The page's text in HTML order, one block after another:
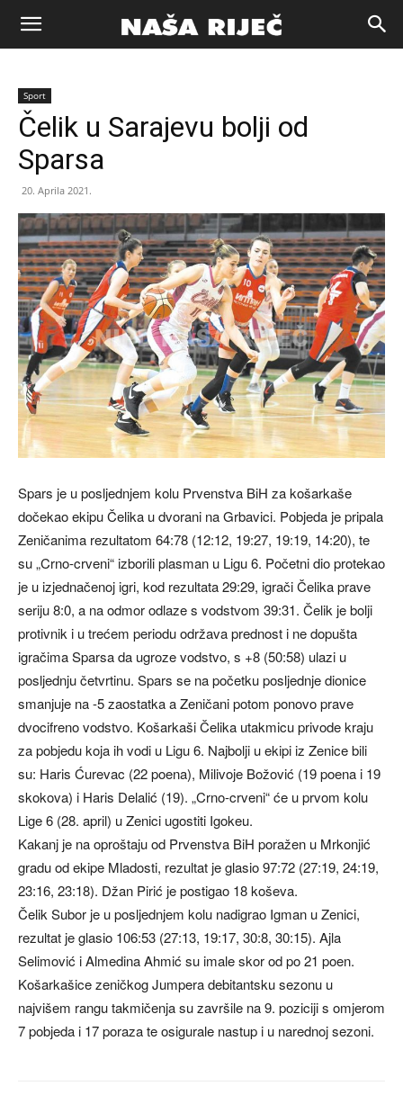
Naša
riječ
Zenica
Sport
Čelik u Sarajevu bolji od
Sparsa
20. Aprila 2021.
Spars je u posljednjem kolu Prvenstva BiH za košarkaše
dočekao ekipu Čelika u dvorani na Grbavici. Pobjeda je pripala
Zeničanima rezultatom 64:78 (12:12, 19:27, 19:19, 14:20), te
su „Crno-crveni“ izborili plasman u Ligu 6. Početni dio protekao
je u izjednačenoj igri, kod rezultata 29:29, igrači Čelika prave
seriju 8:0, a na odmor odlaze s vodstvom 39:31. Čelik je bolji
protivnik i u trećem periodu održava prednost i ne dopušta
igračima Sparsa da ugroze vodstvo, s +8 (50:58) ulazi u
posljednju četvrtinu. Spars se na početku posljednje dionice
smanjuje na -5 zaostatka a Zeničani potom ponovo prave
dvocifreno vodstvo. Košarkaši Čelika utakmicu privode kraju
za pobjedu koja ih vodi u Ligu 6. Najbolji u ekipi iz Zenice bili
su: Haris Ćurevac (22 poena), Milivoje Božović (19 poena i 19
skokova) i Haris Delalić (19). „Crno-crveni“ će u prvom kolu
Lige 6 (28. april) u Zenici ugostiti Igokeu.
Kakanj je na oproštaju od Prvenstva BiH poražen u Mrkonjić
gradu od ekipe Mladosti, rezultat je glasio 97:72 (27:19, 24:19,
23:16, 23:18). Džan Pirić je postigao 18 koševa.
Čelik Subor je u posljednjem kolu nadigrao Igman u Zenici,
rezultat je glasio 106:53 (27:13, 19:17, 30:8, 30:15). Ajla
Selimović i Almedina Ahmić su imale skor od po 21 poen.
Košarkašice zeničkog Jumpera debitantsku sezonu u
najvišem rangu takmičenja su završile na 9. poziciji s omjerom
7 pobjeda i 17 poraza te osigurale nastup i u narednoj sezoni.